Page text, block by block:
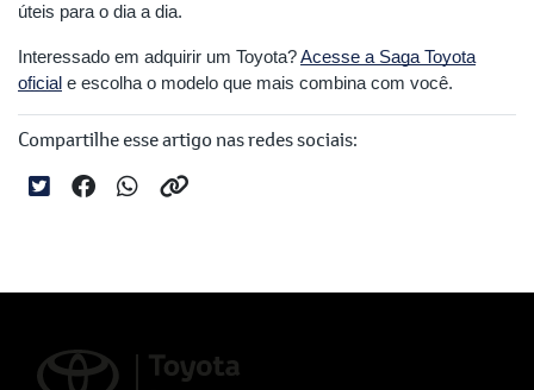
úteis para o dia a dia.
Interessado em adquirir um Toyota?Acesse a Saga Toyota
oficial e escolha o modelo que mais combina com você.
Compartilhe esse artigo nas redes sociais: